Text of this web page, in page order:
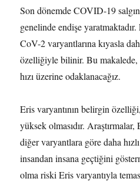
Son dönemde COVID-19
genelinde endişe
CoV-2 varyantlarına kıyasla
özelliğiyle bilinir. Bu makalede,
hızı üzerine odaklanacağız.
Eris varyantının belirgin
yüksek olmasıdır. Araştırmalar,
diğer varyantlara göre daha
insandan insana geçtiğini
olma riski Eris varyantıyla